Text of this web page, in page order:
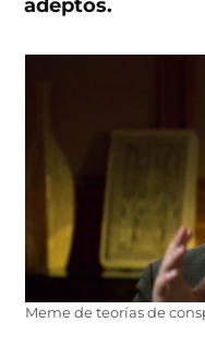
adeptos.
Meme de teorías de